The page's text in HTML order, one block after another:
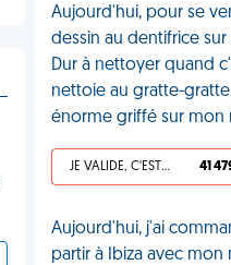
Aujourd'hui, pour se
dessin au dentifrice
Dur à nettoyer quand
nettoie au gratte-
énorme griffé sur mon
JE VALIDE, C'EST UNE VDM 41
Aujourd'hui, j'ai
partir à Ibiza avec